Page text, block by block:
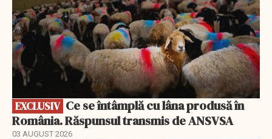
EXCLUSIV
România. Răspunsul transmis de ANSVSA
03 AUGUST 2026